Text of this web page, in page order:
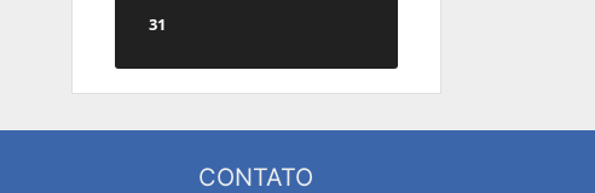
31
CONTATO